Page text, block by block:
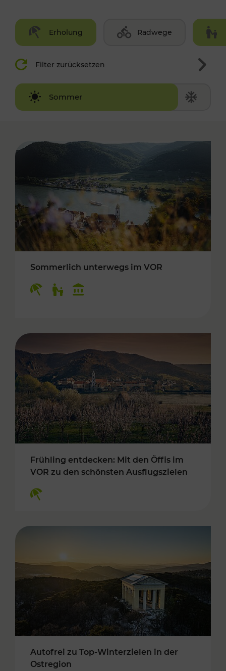
Erholung Radwege
Filter zurücksetzen
Sommer
Winter
Sommerlich unterwegs im VOR
Frühling entdecken: Mit den Öffis im
VOR zu den schönsten Ausflugszielen
Autofrei zu Top-Winterzielen in der
Ostregion